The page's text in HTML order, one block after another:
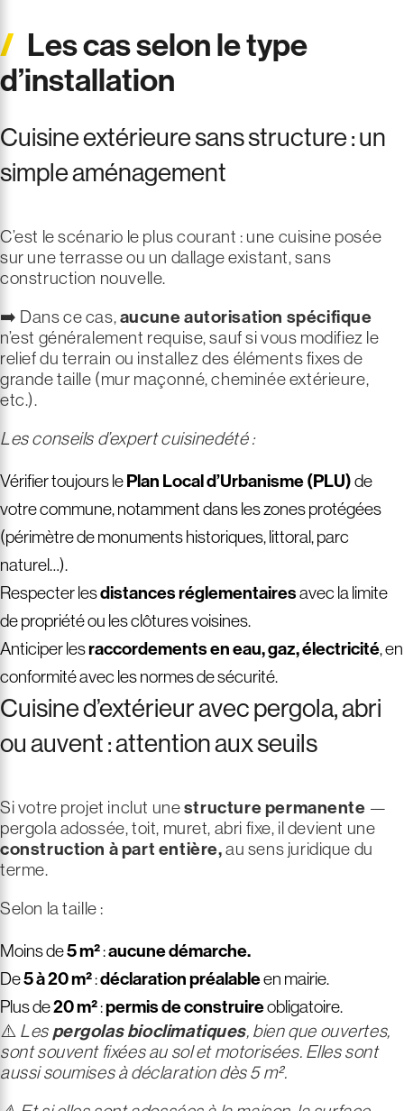
Les cas selon le type
d’installation
Cuisine extérieure sans structure : un
simple aménagement
C’est le scénario le plus courant : une cuisine posée
sur une terrasse ou un dallage existant, sans
construction nouvelle.
➡️ Dans ce cas,aucune autorisation spécifique
n’est généralement requise, sauf si vous modifiez le
relief du terrain ou installez des éléments fixes de
grande taille (mur maçonné, cheminée extérieure,
etc.).
Les conseils d’expert cuisinedété :
Vérifier toujours lePlan Local d’Urbanisme (PLU)de
votre commune, notamment dans les zones protégées
(périmètre de monuments historiques, littoral, parc
naturel…).
Respecter lesdistances réglementairesavec la limite
de propriété ou les clôtures voisines.
Anticiper lesraccordements en eau, gaz, électricité, en
conformité avec les normes de sécurité.
Cuisine d’extérieur avec pergola, abri
ou auvent : attention aux seuils
Si votre projet inclut unestructure permanente —
pergola adossée, toit, muret, abri fixe, il devient une
construction à part entière,au sens juridique du
terme.
Selon la taille :
Moins de5 m²:aucune démarche.
De5 à 20 m²:déclaration préalableen mairie.
Plus de20 m²:permis de construireobligatoire.
⚠️ Les pergolas bioclimatiques, bien que ouvertes,
sont souvent fixées au sol et motorisées. Elles sont
aussi soumises à déclaration dès 5 m².